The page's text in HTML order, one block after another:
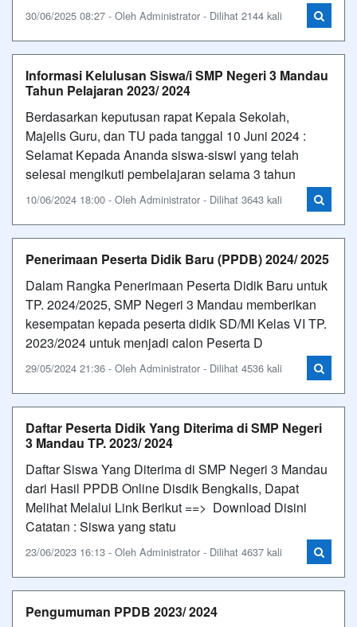
30/06/2025 08:27 - Oleh Administrator - Dilihat 2144 kali
Informasi Kelulusan Siswa/i SMP Negeri 3 Mandau
Tahun Pelajaran 2023/ 2024
Berdasarkan keputusan rapat Kepala Sekolah,
Majelis Guru, dan TU pada tanggal 10 Juni 2024 :
Selamat Kepada Ananda siswa-siswi yang telah
selesai mengikuti pembelajaran selama 3 tahun
10/06/2024 18:00 - Oleh Administrator - Dilihat 3643 kali
Penerimaan Peserta Didik Baru (PPDB) 2024/ 2025
Dalam Rangka Penerimaan Peserta Didik Baru untuk
TP. 2024/2025, SMP Negeri 3 Mandau memberikan
kesempatan kepada peserta didik SD/MI Kelas VI TP.
2023/2024 untuk menjadi calon Peserta D
29/05/2024 21:36 - Oleh Administrator - Dilihat 4536 kali
Daftar Peserta Didik Yang Diterima di SMP Negeri
3 Mandau TP. 2023/ 2024
Daftar Siswa Yang Diterima di SMP Negeri 3 Mandau
dari Hasil PPDB Online Disdik Bengkalis, Dapat
Melihat Melalui Link Berikut ==> Download Disini
Catatan : Siswa yang statu
23/06/2023 16:13 - Oleh Administrator - Dilihat 4637 kali
Pengumuman PPDB 2023/ 2024